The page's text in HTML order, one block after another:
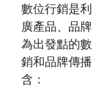
數位行銷是
廣產品、品
為出發點的
銷和品牌傳
含：